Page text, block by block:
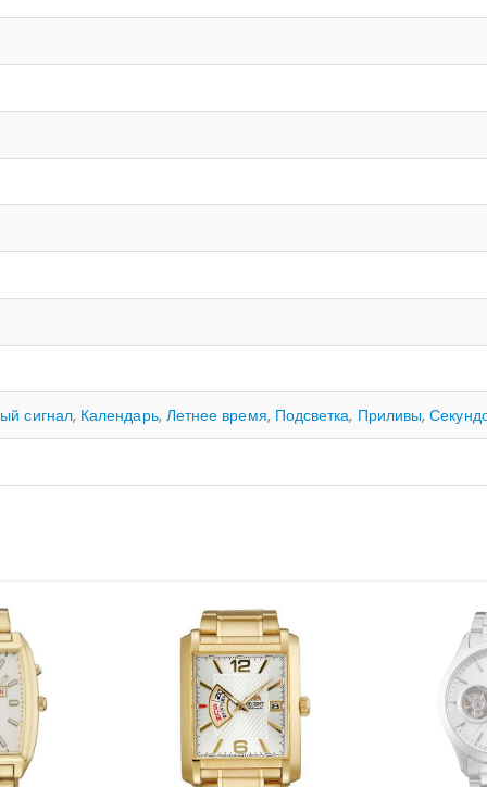
сигнал, Календарь, Летнее время, Подсветка, Приливы,
НЕТ